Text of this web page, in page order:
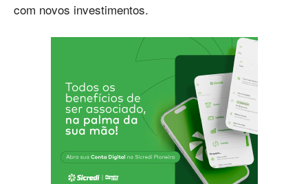
com novos investimentos.